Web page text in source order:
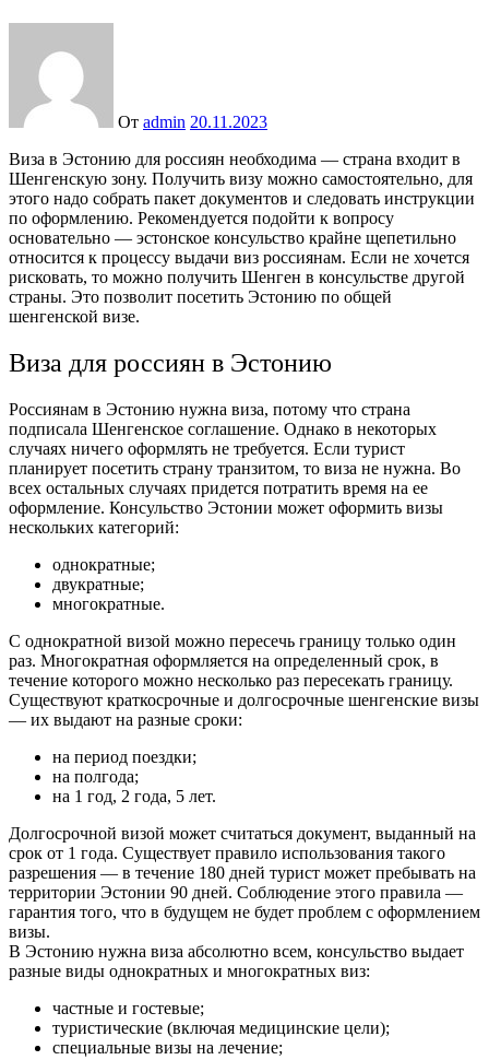
От admin 20.11.2023
Виза в Эстонию для россиян необходима — страна входит в
Шенгенскую зону. Получить визу можно самостоятельно, для
этого надо собрать пакет документов и следовать инструкции
по оформлению. Рекомендуется подойти к вопросу
основательно — эстонское консульство крайне щепетильно
относится к процессу выдачи виз россиянам. Если не хочется
рисковать, то можно получить Шенген в консульстве другой
страны. Это позволит посетить Эстонию по общей
шенгенской визе.
Виза для россиян в Эстонию
Россиянам в Эстонию нужна виза, потому что страна
подписала Шенгенское соглашение. Однако в некоторых
случаях ничего оформлять не требуется. Если турист
планирует посетить страну транзитом, то виза не нужна. Во
всех остальных случаях придется потратить время на ее
оформление. Консульство Эстонии может оформить визы
нескольких категорий:
однократные;
двукратные;
многократные.
С однократной визой можно пересечь границу только один
раз. Многократная оформляется на определенный срок, в
течение которого можно несколько раз пересекать границу.
Существуют краткосрочные и долгосрочные шенгенские визы
— их выдают на разные сроки:
на период поездки;
на полгода;
на 1 год, 2 года, 5 лет.
Долгосрочной визой может считаться документ, выданный на
срок от 1 года. Существует правило использования такого
разрешения — в течение 180 дней турист может пребывать на
территории Эстонии 90 дней. Соблюдение этого правила —
гарантия того, что в будущем не будет проблем с оформлением
визы.
В Эстонию нужна виза абсолютно всем, консульство выдает
разные виды однократных и многократных виз:
частные и гостевые;
туристические (включая медицинские цели);
специальные визы на лечение;